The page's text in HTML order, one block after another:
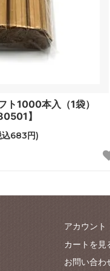
1000本入（1袋）
】
込683円)
アカウント
カートを見
お問い合わ